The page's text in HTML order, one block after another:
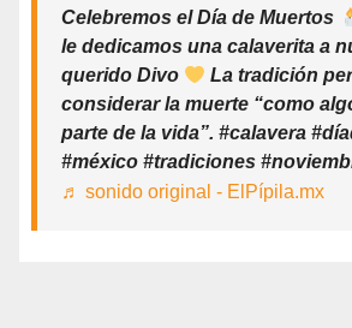
Celebremos el Día de Muertos
le dedicamos una calaverita a
querido Divo
La tradición
considerar la muerte “como
parte de la vida”. #calavera
#méxico #tradiciones
♬ sonido original - ElPípila.mx